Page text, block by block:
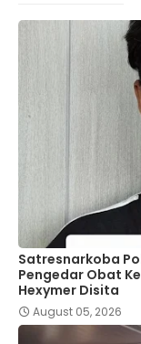
Satresnarkoba
Pengedar Obat
Hexymer Disita
August 05, 2026